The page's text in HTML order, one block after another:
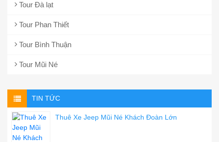
Tour Đà lạt
Tour Phan Thiết
Tour Bình Thuận
Tour Mũi Né
TIN TỨC
Thuê Xe Jeep Mũi Né Khách Đoàn Lớn